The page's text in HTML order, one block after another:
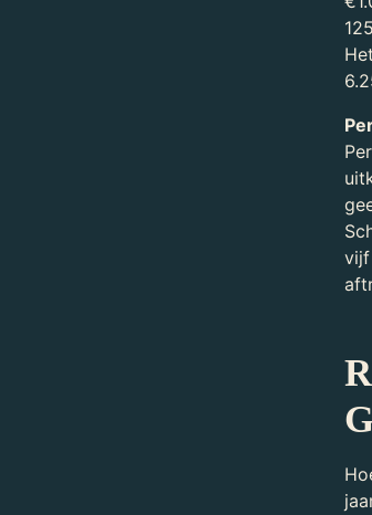
vijf